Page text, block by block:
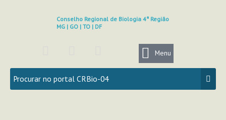
Conselho Regional de Biologia 4ª Região
MG | GO | TO | DF
c
e
b
s
t
a
u
t
u
Menu